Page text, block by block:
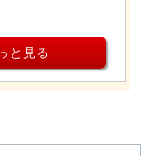
と見る